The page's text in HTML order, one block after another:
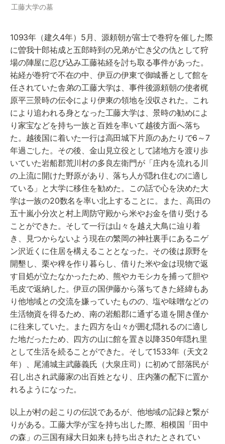
工藤大学の墓
1093年（建久4年）5月、源頼朝が富士で巻狩を催した際
に曽我十郎祐成と五郎時到の兄弟が亡き父の仇として狩
場の陣屋に忍び込み工藤祐経を討ち取る事件があった。
祐経が巻狩で不在の中、伊豆の伊東で御城番として館を
任されていた舎弟の工藤大学は、事件後源頼朝の使者梶
原平三景時の伝令により伊東の領地を没収された。これ
により追われる身となった工藤大学は、景時の勧めによ
り家宝などを持ち一族と百姓を率いて越後方面へ落ち
た。越後国に着いた一行は高田城下片原のあたりで6～7
年過ごした。その後、金山見立役として諸地方を渡り歩
いていた岩船郡荒川村の多良左衛門が「庄内を流れる川
の上流に開けた野原があり、落ち人が隠れ住むのに適し
ている」と大学に移住を勧めた。この話で心を決めた大
学は一族の20数名を率い北上することに。また、高田の
五十嵐小分次と村上周防守殿から米やお金を借り受ける
ことができた。そして一行は山々を越え大鳥に辿り着
き、見つからないよう現在の繁岡の神社裏手にあるニゲ
ン沢近くに住居を構えることとなった。その後は原野を
開墾し、栗や稗を作り暮らし、借りた米や金は現物で返
す目処が立たなかったため、熊やカモシカを捕って胆や
毛皮で返納した。伊豆の国伊藤から落ちてきた経緯もあ
り他地域との交流を嫌っていたものの、塩や味噌などの
生活物資を得るため、南の岩船郡に通ずる道を開き僅か
に往来していた。また四方を山々が囲む隠れるのに適し
た地だったため、四方の山に館を置き以降350年隠れ里
として生活を続ることができた。そして1533年（天文2
年）、尾浦城主武藤義氏（大泉庄司）に初めて部落民が
召し出され武藤家の出百姓となり、庄内藩の配下に置か
れるようになった。
以上が村の起こりの伝説であるが、他地域の記録と繋が
りがある。工藤大学が宝を持ち出した際、相模国「田中
の森」の三国有縁大日如来も持ち出されたとされてい